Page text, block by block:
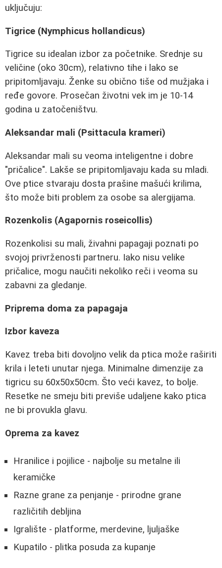
uključuju:
Tigrice (Nymphicus hollandicus)
Tigrice su idealan izbor za početnike. Srednje su
veličine (oko 30cm), relativno tihe i lako se
pripitomljavaju. Ženke su obično tiše od mužjaka i
ređe govore. Prosečan životni vek im je 10-14
godina u zatočeništvu.
Aleksandar mali (Psittacula krameri)
Aleksandar mali su veoma inteligentne i dobre
"pričalice". Lakše se pripitomljavaju kada su mladi.
Ove ptice stvaraju dosta prašine mašući krilima,
što može biti problem za osobe sa alergijama.
Rozenkolis (Agapornis roseicollis)
Rozenkolisi su mali, živahni papagaji poznati po
svojoj privrženosti partneru. Iako nisu velike
pričalice, mogu naučiti nekoliko reči i veoma su
zabavni za gledanje.
Priprema doma za papagaja
Izbor kaveza
Kavez treba biti dovoljno velik da ptica može raširiti
krila i leteti unutar njega. Minimalne dimenzije za
tigricu su 60x50x50cm. Što veći kavez, to bolje.
Resetke ne smeju biti previše udaljene kako ptica
ne bi provukla glavu.
Oprema za kavez
Hranilice i pojilice - najbolje su metalne ili
keramičke
Razne grane za penjanje - prirodne grane
različitih debljina
Igralište - platforme, merdevine, ljuljaške
Kupatilo - plitka posuda za kupanje